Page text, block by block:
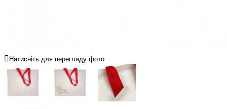
Натисніть для перегляду фото